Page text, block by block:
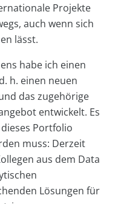
Projekte
auch wenn sich
lässt.
habe ich einen
h. einen neuen
das zugehörige
entwickelt. Es
Portfolio
muss: Derzeit
aus dem Data
Lösungen für